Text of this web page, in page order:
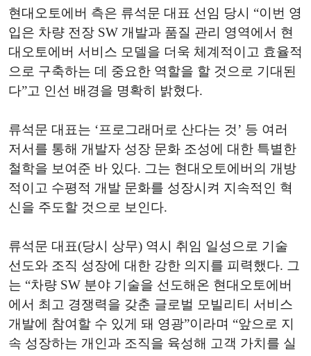
현대오토에버 측은 류석문 대표 선임 당시 “이번 영
입은 차량 전장 SW 개발과 품질 관리 영역에서 현
대오토에버 서비스 모델을 더욱 체계적이고 효율적
으로 구축하는 데 중요한 역할을 할 것으로 기대된
다”고 인선 배경을 명확히 밝혔다.
류석문 대표는 ‘프로그래머로 산다는 것’ 등 여러
저서를 통해 개발자 성장 문화 조성에 대한 특별한
철학을 보여준 바 있다. 그는 현대오토에버의 개방
적이고 수평적 개발 문화를 성장시켜 지속적인 혁
신을 주도할 것으로 보인다.
류석문 대표(당시 상무) 역시 취임 일성으로 기술
선도와 조직 성장에 대한 강한 의지를 피력했다. 그
는 “차량 SW 분야 기술을 선도해온 현대오토에버
에서 최고 경쟁력을 갖춘 글로벌 모빌리티 서비스
개발에 참여할 수 있게 돼 영광”이라며 “앞으로 지
속 성장하는 개인과 조직을 육성해 고객 가치를 실